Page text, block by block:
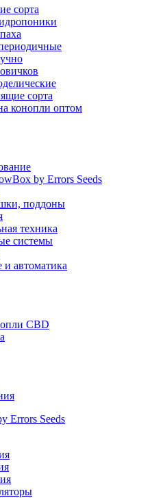
сорта
сорта
конопли оптом
by Errors Seeds
поддоны
техника
системы
и автоматика
CBD
Errors Seeds